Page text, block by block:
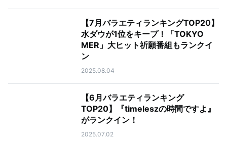
【7月バラエティランキングTOP20】
水ダウが1位をキープ！「TOKYO
MER」大ヒット祈願番組もランクイ
ン
2025.08.04
【6月バラエティランキング
TOP20】『timeleszの時間ですよ』
がランクイン！
2025.07.02